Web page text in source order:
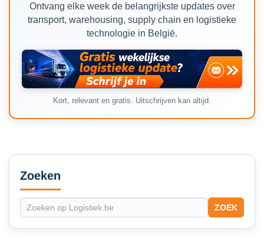
Ontvang elke week de belangrijkste updates over
transport, warehousing, supply chain en logistieke
technologie in België.
Kort, relevant en gratis. Uitschrijven kan altijd.
Secondary
Sidebar
Zoeken
ZOEK